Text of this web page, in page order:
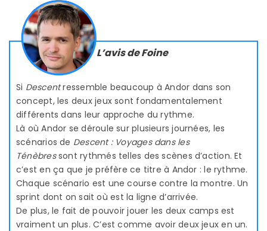
L’avis de Foine
Si Descentressemble beaucoup à Andor dans son
concept, les deux jeux sont fondamentalement
différents dans leur approche du rythme.
Là où Andor se déroule sur plusieurs journées, les
scénarios de Descent : Voyages dans les
Ténèbressont rythmés telles des scènes d’action. Et
c’est en ça que je préfère ce titre à Andor : le rythme.
Chaque scénario est une course contre la montre. Un
sprint dont on sait où est la ligne d’arrivée.
De plus, le fait de pouvoir jouer les deux camps est
vraiment un plus. C’est comme avoir deux jeux en un.